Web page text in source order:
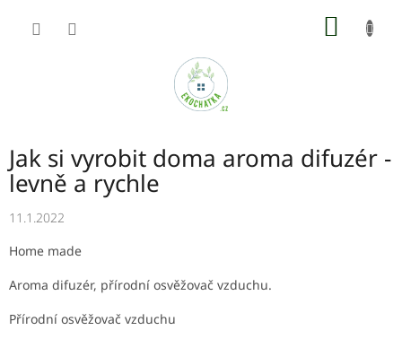
Jak si vyrobit doma aroma difuzér -
levně a rychle
11.1.2022
Home made
Aroma difuzér, přírodní osvěžovač vzduchu.
Přírodní osvěžovač vzduchu